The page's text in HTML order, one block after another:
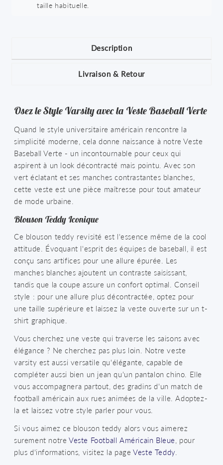
taille habituelle.
Description
Livraison & Retour
Osez le Style Varsity avec la Veste Baseball Verte
Quand le style universitaire américain rencontre la
simplicité moderne, cela donne naissance à notre Veste
Baseball Verte - un incontournable pour ceux qui
aspirent à un look décontracté mais pointu. Avec son
vert éclatant et ses manches contrastantes blanches,
cette veste est une pièce maîtresse pour tout amateur
de mode urbaine.
Blouson Teddy Iconique
Ce blouson teddy revisité est l'essence même de la cool
attitude. Évoquant l'esprit des équipes de baseball, il est
conçu sans artifices pour une allure épurée. Les
manches blanches ajoutent un contraste saisissant,
tandis que la coupe assure un confort optimal. Conseil
style : pour une allure plus décontractée, optez pour
une taille supérieure et laissez la veste ouverte sur un t-
shirt graphique.
Vous cherchez une veste qui traverse les saisons avec
élégance ? Ne cherchez pas plus loin. Notre veste
varsity est aussi versatile qu'élégante, capable de
compléter aussi bien un jean qu'un pantalon chino. Elle
vous accompagnera partout, des gradins d'un match de
football américain aux rues animées de la ville. Adoptez-
la et laissez votre style parler pour vous.
Si vous aimez ce blouson teddy alors vous aimerez
surement notre Veste Football Américain Bleue
, pour
plus d'informations, visitez la pageVeste Teddy